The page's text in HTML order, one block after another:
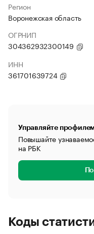
Регион
Воронежская область
ОГРНИП
304362932300149
ИНН
361701639724
Управляйте
Повышайте
на РБК
Коды